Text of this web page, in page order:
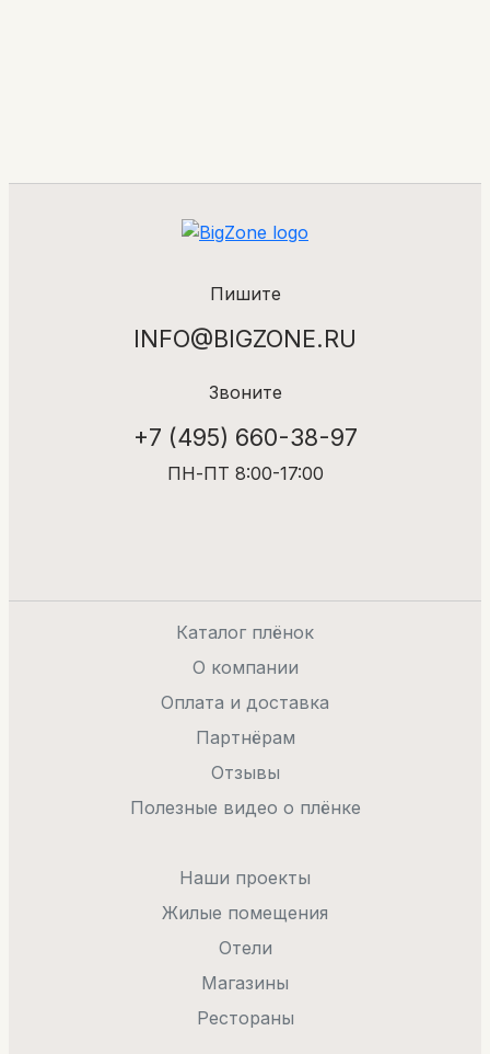
Пишите
INFO@BIGZONE.RU
Звоните
+7 (495) 660-38-97
ПН-ПТ 8:00-17:00
Каталог плёнок
О компании
Оплата и доставка
Партнёрам
Отзывы
Полезные видео о плёнке
Наши проекты
Жилые помещения
Отели
Магазины
Рестораны